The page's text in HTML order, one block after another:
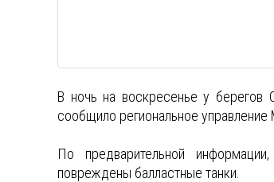
В ночь на воскресенье у берегов
сообщило региональное управление
По предварительной
повреждены балластные танки.